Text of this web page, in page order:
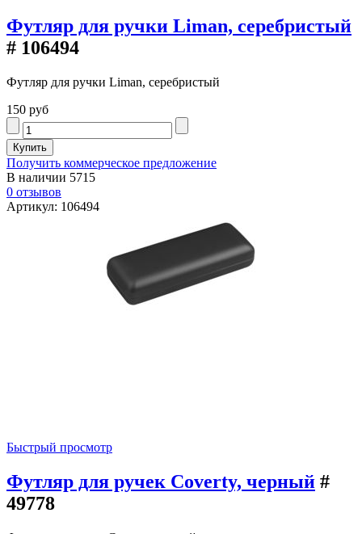
Футляр для ручки Liman, серебристый
# 106494
Футляр для ручки Liman, серебристый
150 руб
Получить коммерческое предложение
В наличии 5715
0 отзывов
Артикул: 106494
Быстрый просмотр
Футляр для ручек Coverty, черный #
49778